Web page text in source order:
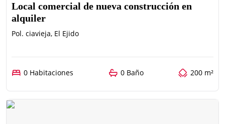
Local comercial de nueva construcción en
alquiler
Pol. ciavieja, El Ejido
0 Habitaciones 0 Baño 200 m²